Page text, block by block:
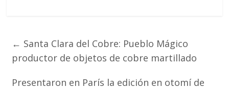
← Santa Clara del Cobre: Pueblo Mágico
productor de objetos de cobre martillado
Presentaron en París la edición en otomí de